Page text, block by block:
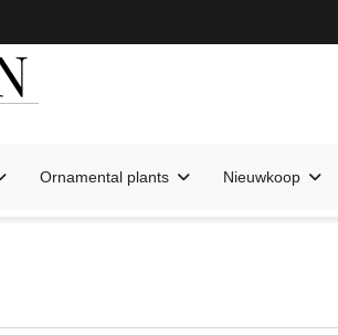
Ornamental plants Nieuwkoop